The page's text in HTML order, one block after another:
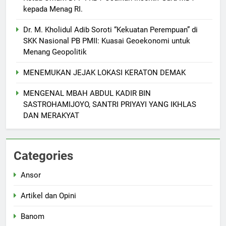
kepada Menag RI.
Dr. M. Kholidul Adib Soroti “Kekuatan Perempuan” di
SKK Nasional PB PMII: Kuasai Geoekonomi untuk
Menang Geopolitik
MENEMUKAN JEJAK LOKASI KERATON DEMAK
MENGENAL MBAH ABDUL KADIR BIN
SASTROHAMIJOYO, SANTRI PRIYAYI YANG IKHLAS
DAN MERAKYAT
Categories
Ansor
Artikel dan Opini
Banom
6